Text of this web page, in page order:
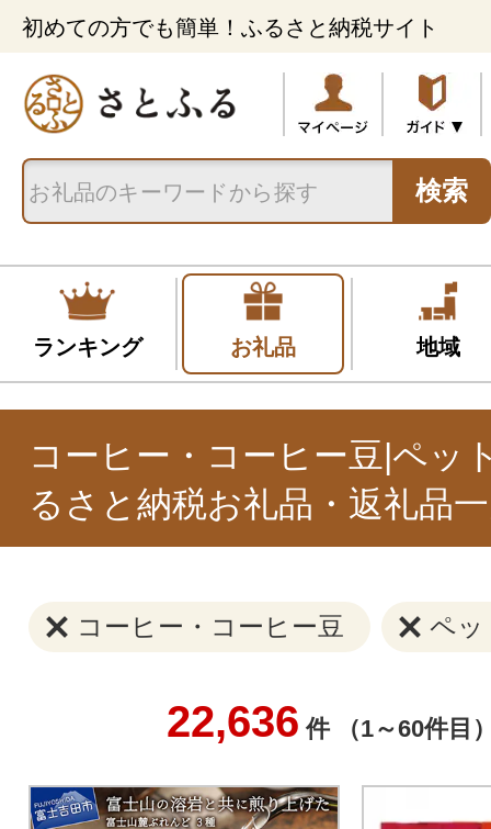
初めての方でも簡単！ふるさと納税サイト
検索
ランキング お礼品 地域
コーヒー・コーヒー豆|ペッ
るさと納税お礼品・返礼品
コーヒー・コーヒー豆 ペッ
22,636 件 （1～60件目